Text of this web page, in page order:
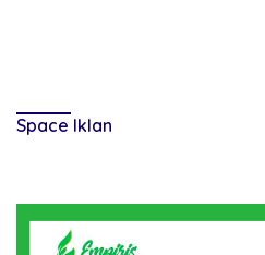
Space Iklan